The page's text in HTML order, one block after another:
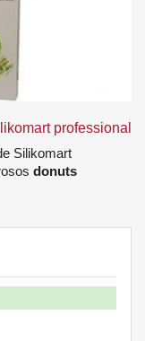
professional
Silikomart
donuts